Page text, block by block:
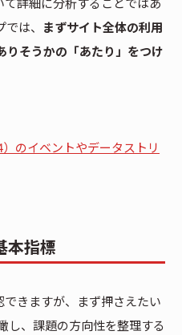
は、 まずサイト全体の利用
りそうかの「あたり」をつけ
のイベントやデータストリ
本指標
きますが、まず押さえたい
し、課題の方向性を整理する